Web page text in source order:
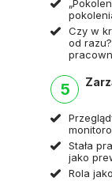
Czy w
od
Stała
jako
Rola
5